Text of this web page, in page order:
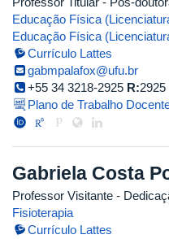
Educação Física
Educação Física
Currículo Lattes
gabmpalafox@ufu.br
+55 34 3218-2925 R:2925
Plano de Trabalho
Gabriela Costa
Professor Visitante -
Fisioterapia
Currículo Lattes